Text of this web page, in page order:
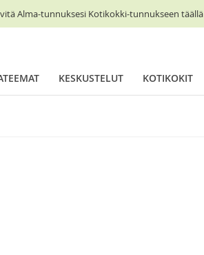
Alma-tunnuksesi Kotikokki-tunnukseen täällä
KESKUSTELUT KOTIKOKIT